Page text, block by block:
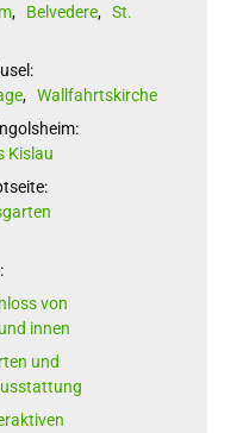
, Belvedere, St.
, Wallfahrtskirche
Kislau
von
innen
und